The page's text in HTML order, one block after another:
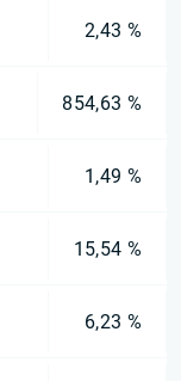
2,43 %
854,63 %
1,49 %
15,54 %
6,23 %